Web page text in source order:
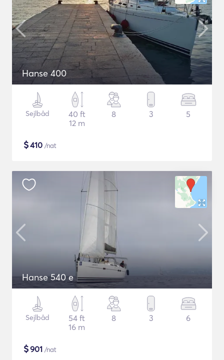
Hanse 400
Sejlbåd
40 ft
12 m
8 3 5
$410 /nat
Hanse 540 e
Sejlbåd
54 ft
16 m
8 3 6
$901 /nat